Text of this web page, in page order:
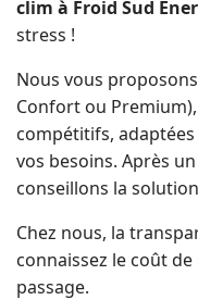
clim à Froid Sud
stress !
Nous vous
Confort ou
compétitifs,
vos besoins. Après
conseillons la
Chez nous, la
connaissez le coût
passage.